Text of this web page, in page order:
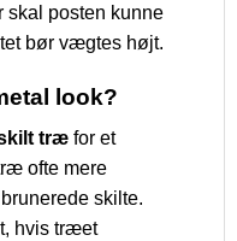
skal posten kunne
bør vægtes højt.
look?
træ for et
ofte mere
skilte.
hvis træet